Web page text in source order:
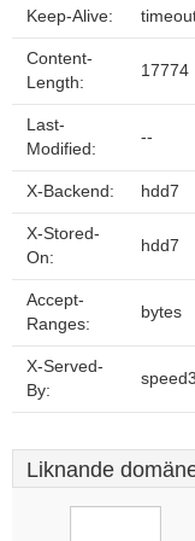
Keep-Alive:
Content-
Length:
17774
Last-
Modified:
--
X-Backend: hdd7
X-Stored-
On:
hdd7
Accept-
Ranges:
bytes
X-Served-
By:
speed3
Liknande